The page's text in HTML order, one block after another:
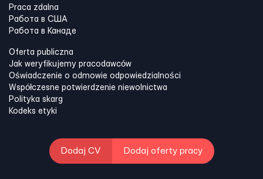
Praca zdalna
Работа в США
Работа в Канадe
Oferta publiczna
Jak weryfikujemy pracodawców
Oświadczenie o odmowie odpowiedzialności
Współczesne potwierdzenie niewolnictwa
Polityka skarg
Kodeks etyki
Dodaj CV Dodaj oferty pracy